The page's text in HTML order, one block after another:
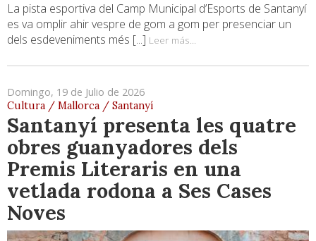
La pista esportiva del Camp Municipal d’Esports de Santanyí
es va omplir ahir vespre de gom a gom per presenciar un
dels esdeveniments més [...] Leer más...
Domingo, 19 de Julio de 2026
Cultura / Mallorca / Santanyí
Santanyí presenta les quatre
obres guanyadores dels
Premis Literaris en una
vetlada rodona a Ses Cases
Noves